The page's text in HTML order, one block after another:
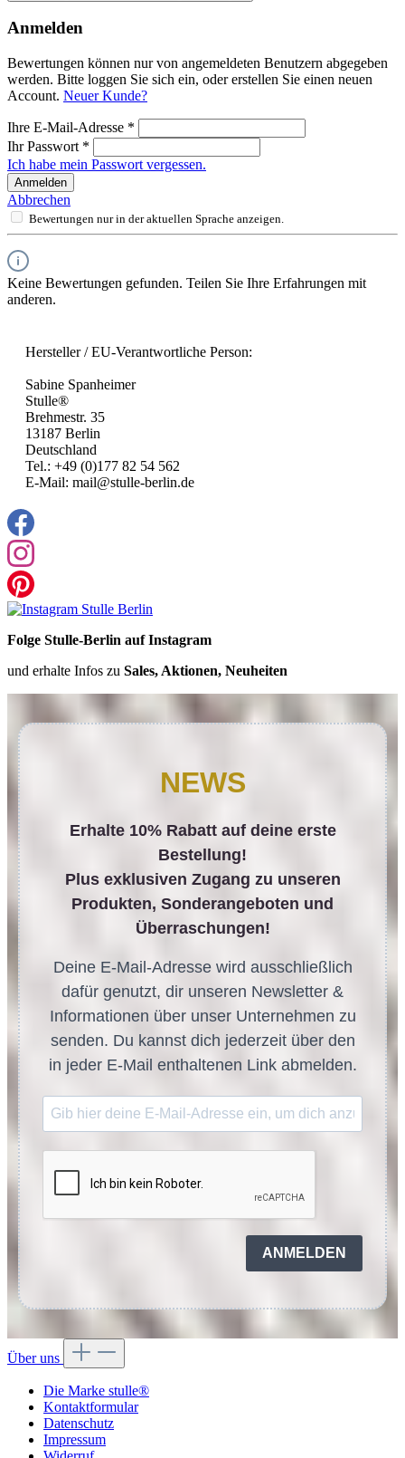
Anmelden
Bewertungen können nur von angemeldeten Benutzern abgegeben
werden. Bitte loggen Sie sich ein, oder erstellen Sie einen neuen
Account. Neuer Kunde?
Ihre E-Mail-Adresse *
Ihr Passwort *
Ich habe mein Passwort vergessen.
Anmelden
Abbrechen
Bewertungen nur in der aktuellen Sprache anzeigen.
Keine Bewertungen gefunden. Teilen Sie Ihre Erfahrungen mit
anderen.
Hersteller / EU-Verantwortliche Person:
Sabine Spanheimer
Stulle®
Brehmestr. 35
13187 Berlin
Deutschland
Tel.: +49 (0)177 82 54 562
E-Mail: mail@stulle-berlin.de
Folge Stulle-Berlin auf Instagram
und erhalte Infos zu Sales, Aktionen, Neuheiten
NEWS
Erhalte 10% Rabatt auf deine erste
Bestellung!
Plus exklusiven Zugang zu unseren
Produkten, Sonderangeboten und
Überraschungen!
Deine E-Mail-Adresse wird ausschließlich
dafür genutzt, dir unseren Newsletter &
Informationen über unser Unternehmen zu
senden. Du kannst dich jederzeit über den
in jeder E-Mail enthaltenen Link abmelden.
ANMELDEN
Über uns
Die Marke stulle®
Kontaktformular
Datenschutz
Impressum